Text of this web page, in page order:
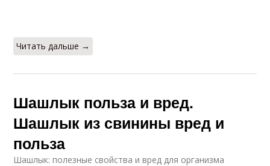
Читать дальше →
Шашлык польза и вред.
Шашлык из свинины вред и
польза
Шашлык: полезные свойства и вред для организма